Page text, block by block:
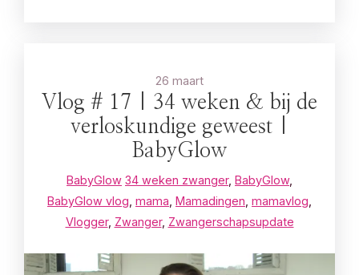
26 maart
Vlog # 17 | 34 weken & bij de
verloskundige geweest |
BabyGlow
BabyGlow 34 weken zwanger, BabyGlow,
BabyGlow vlog mama Mamadingen mamavlog
Vlogger, Zwanger, Zwangerschapsupdate